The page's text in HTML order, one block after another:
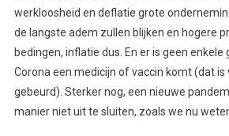
werkloosheid en deflatie grote
de langste adem zullen blijken en hogere
bedingen, inflatie dus. En er is geen
Corona een medicijn of vaccin komt (dat is
gebeurd). Sterker nog, een nieuwe
manier niet uit te sluiten, zoals we nu